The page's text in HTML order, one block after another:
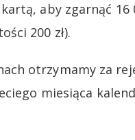
aby zgarnąć
200 zł).
otrzymamy za
miesiąca